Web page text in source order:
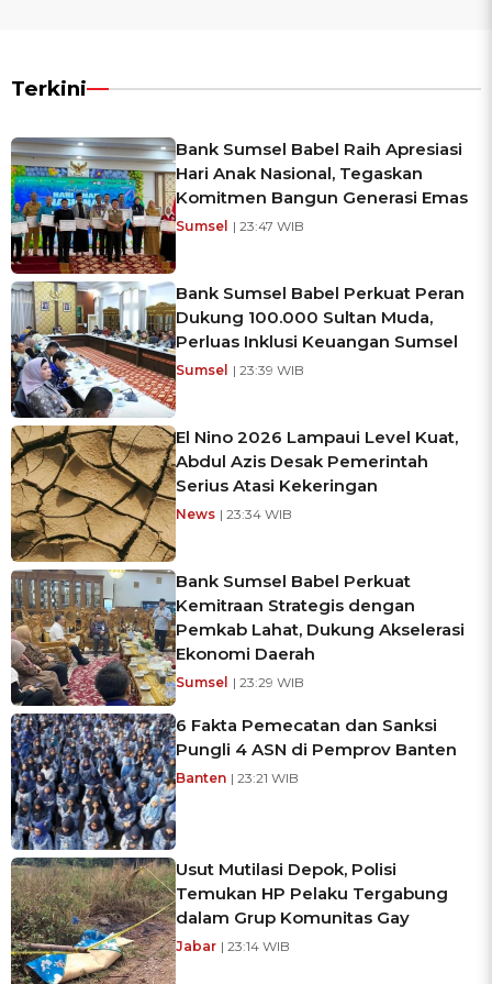
Terkini
Bank Sumsel Babel Raih Apresiasi
Hari Anak Nasional, Tegaskan
Komitmen Bangun Generasi Emas
Sumsel | 23:47 WIB
Bank Sumsel Babel Perkuat Peran
Dukung 100.000 Sultan Muda,
Perluas Inklusi Keuangan Sumsel
Sumsel | 23:39 WIB
El Nino 2026 Lampaui Level Kuat,
Abdul Azis Desak Pemerintah
Serius Atasi Kekeringan
News | 23:34 WIB
Bank Sumsel Babel Perkuat
Kemitraan Strategis dengan
Pemkab Lahat, Dukung Akselerasi
Ekonomi Daerah
Sumsel | 23:29 WIB
6 Fakta Pemecatan dan Sanksi
Pungli 4 ASN di Pemprov Banten
Banten | 23:21 WIB
Usut Mutilasi Depok, Polisi
Temukan HP Pelaku Tergabung
dalam Grup Komunitas Gay
Jabar | 23:14 WIB